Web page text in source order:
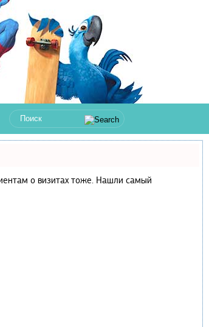
о визитах тоже. Нашли самый